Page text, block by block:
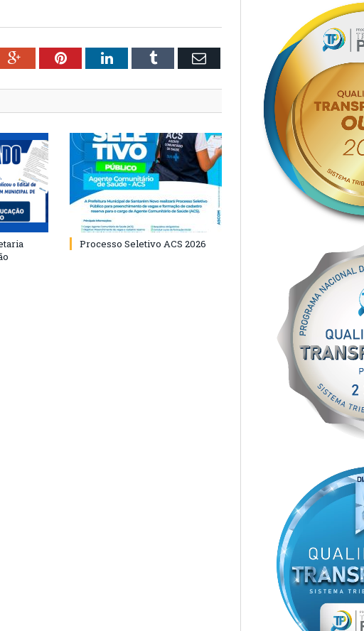
Google+PinterestLinkedInTumblr Email
Processo Seletivo ACS 2026